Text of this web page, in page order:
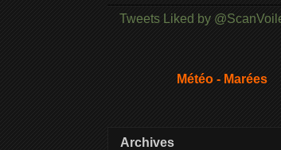
Tweets Liked by
Météo - Marées
Archives